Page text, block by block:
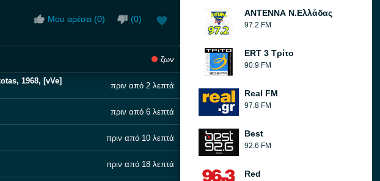
Μου αρέσει (0) (0)
ζων
1968, [vVe]
πριν από 2 λεπτά
πριν από 6 λεπτά
πριν από 10 λεπτά
πριν από 18 λεπτά
ΑΝΤΕΝΝΑ Ν.Ελλάδας
97.2 FM
ERT 3 Τρίτο
90.9 FM
Real FM
97.8 FM
Best
92.6 FM
Red